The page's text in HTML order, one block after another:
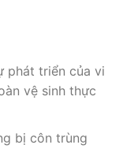
phát triển của vi
vệ sinh thực
bị côn trùng